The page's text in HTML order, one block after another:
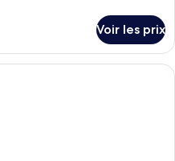
Voir les prix
Une chambre d’hôtel comprenant